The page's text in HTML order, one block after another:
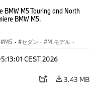
BMW M5 Touring and North
BMW M5.
M5 · セダン · M モデル ·
CEST 2026
3.43 MB